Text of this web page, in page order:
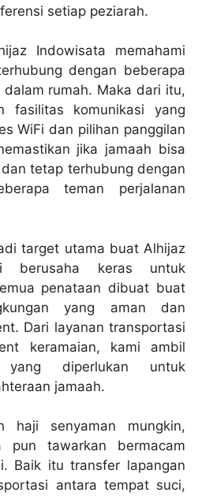
setiap peziarah.
Indowisata memahami
dengan beberapa
rumah. Maka dari itu,
fasilitas komunikasi yang
WiFi dan pilihan panggilan
jika jamaah bisa
tetap terhubung dengan
teman perjalanan
target utama buat Alhijaz
berusaha keras untuk
penataan dibuat buat
yang aman dan
Dari layanan transportasi
keramaian, kami ambil
diperlukan untuk
jamaah.
haji senyaman mungkin,
pun tawarkan bermacam
Baik itu transfer lapangan
antara tempat suci,